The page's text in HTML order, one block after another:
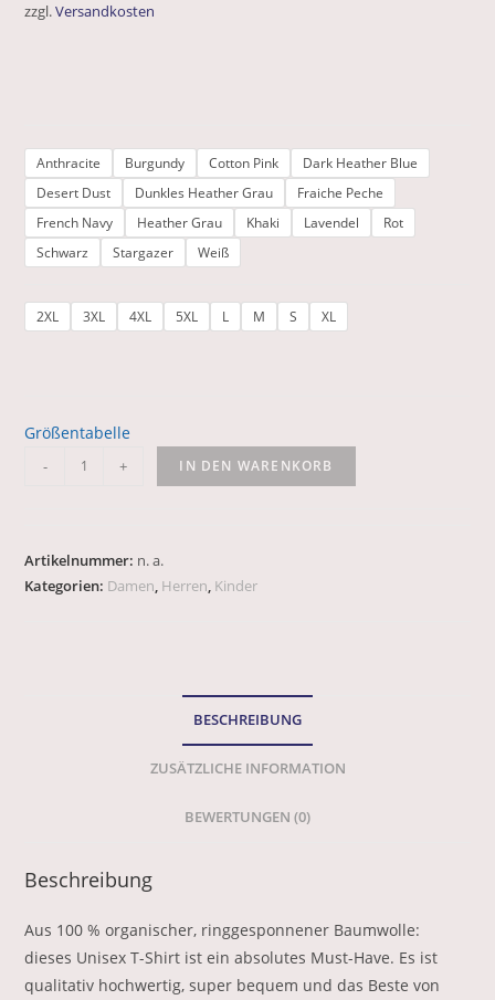
zzgl.Versandkosten
Anthracite Burgundy Cotton Pink
Dark Heather Blue
Desert Dust
Dunkles Heather Grau
Fraiche Peche
French Navy
Heather Grau Khaki Lavendel
Rot
Schwarz
Stargazer Weiß
2XL 3XL 4XL 5XL L M S XL
Größentabelle
- + IN DEN WARENKORB
Artikelnummer: n. a.
Kategorien: Damen, Herren, Kinder
BESCHREIBUNG
ZUSÄTZLICHE INFORMATION
BEWERTUNGEN (0)
Beschreibung
Aus 100 % organischer, ringgesponnener Baumwolle:
dieses Unisex T-Shirt ist ein absolutes Must-Have. Es ist
qualitativ hochwertig, super bequem und das Beste von